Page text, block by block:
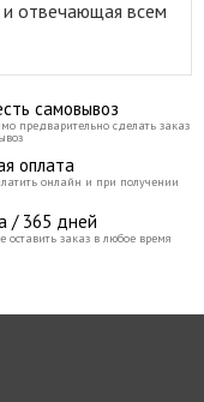
и отвечающая всем
самовывоз
предварительно сделать заказ
оплата
онлайн и при получении
/ 365 дней
оставить заказ в любое время